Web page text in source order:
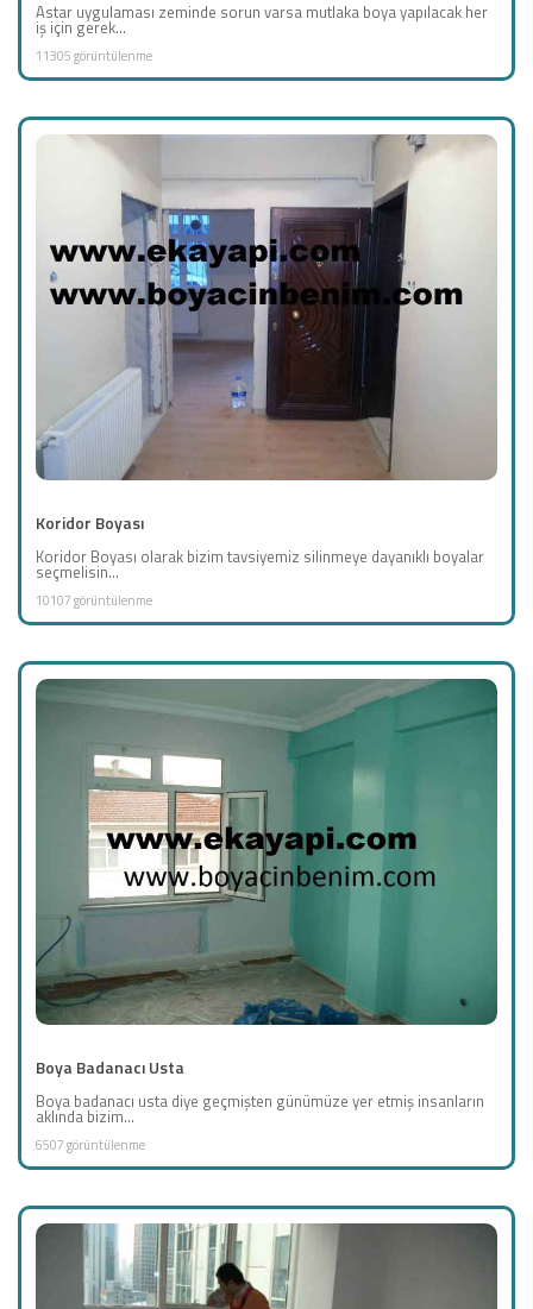
Astar uygulaması zeminde sorun varsa mutlaka boya yapılacak her
iş için gerek...
11305 görüntülenme
Koridor Boyası
Koridor Boyası olarak bizim tavsiyemiz silinmeye dayanıklı boyalar
seçmelisin...
10107 görüntülenme
Boya Badanacı Usta
Boya badanacı usta diye geçmişten günümüze yer etmiş insanların
aklında bizim...
6507 görüntülenme